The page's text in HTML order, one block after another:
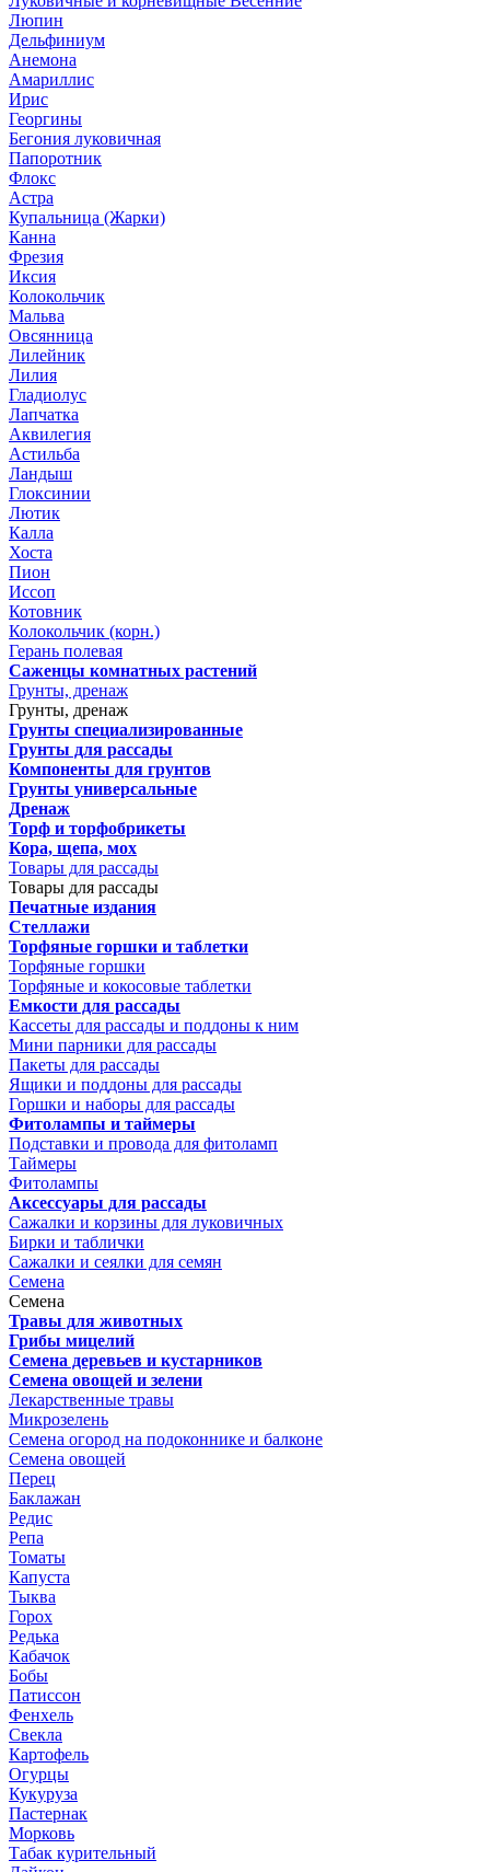
Люпин
Дельфиниум
Анемона
Амариллис
Ирис
Георгины
Бегония луковичная
Папоротник
Флокс
Астра
Купальница (Жарки)
Канна
Фрезия
Иксия
Колокольчик
Мальва
Овсянница
Лилейник
Лилия
Гладиолус
Лапчатка
Аквилегия
Астильба
Ландыш
Глоксинии
Лютик
Калла
Хоста
Пион
Иссоп
Котовник
Колокольчик (корн.)
Герань полевая
Саженцы комнатных растений
Грунты, дренаж
Грунты, дренаж
Грунты специализированные
Грунты для рассады
Компоненты для грунтов
Грунты универсальные
Дренаж
Торф и торфобрикеты
Кора, щепа, мох
Товары для рассады
Товары для рассады
Печатные издания
Стеллажи
Торфяные горшки и таблетки
Торфяные горшки
Торфяные и кокосовые таблетки
Емкости для рассады
Кассеты для рассады и поддоны к ним
Мини парники для рассады
Пакеты для рассады
Ящики и поддоны для рассады
Горшки и наборы для рассады
Фитолампы и таймеры
Подставки и провода для фитоламп
Таймеры
Фитолампы
Аксессуары для рассады
Сажалки и корзины для луковичных
Бирки и таблички
Сажалки и сеялки для семян
Семена
Семена
Травы для животных
Грибы мицелий
Семена деревьев и кустарников
Семена овощей и зелени
Лекарственные травы
Микрозелень
Семена огород на подоконнике и балконе
Семена овощей
Перец
Баклажан
Редис
Репа
Томаты
Капуста
Тыква
Горох
Редька
Кабачок
Бобы
Патиссон
Фенхель
Свекла
Картофель
Огурцы
Кукуруза
Пастернак
Морковь
Табак курительный